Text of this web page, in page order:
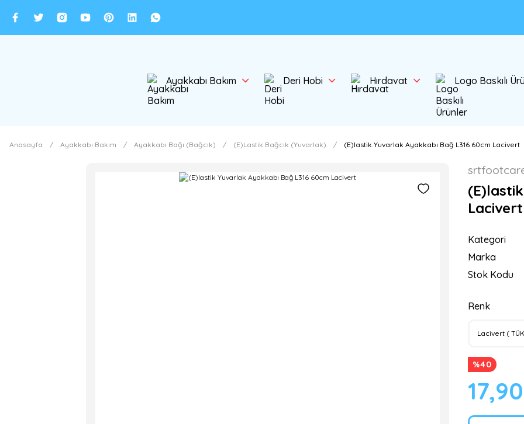
Ayakkabı Bakım Deri Hobi Hırdavat Logo Baskılı
Anasayfa Ayakkabı Bakım Ayakkabı Bağı (Bağcık) (E)Lastik Bağcık (Yuvarlak) (E)lastik Yuvarlak Ayakkabı Bağ L316 60cm Lacivert
Lacivert
Kategori
Marka
Stok Kodu
Renk
%40